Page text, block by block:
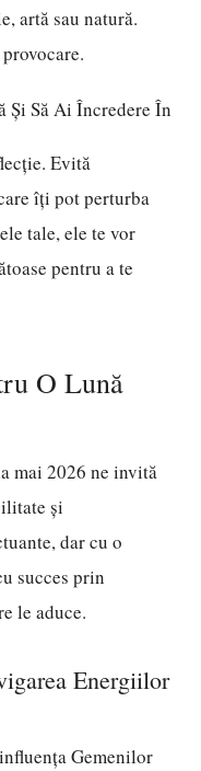
artă sau natură.
Și Să Ai Încredere În
Evită
îți pot perturba
tale, ele te vor
pentru a te
O Lună
mai 2026 ne invită
și
dar cu o
succes prin
le aduce.
Energiilor
Gemenilor